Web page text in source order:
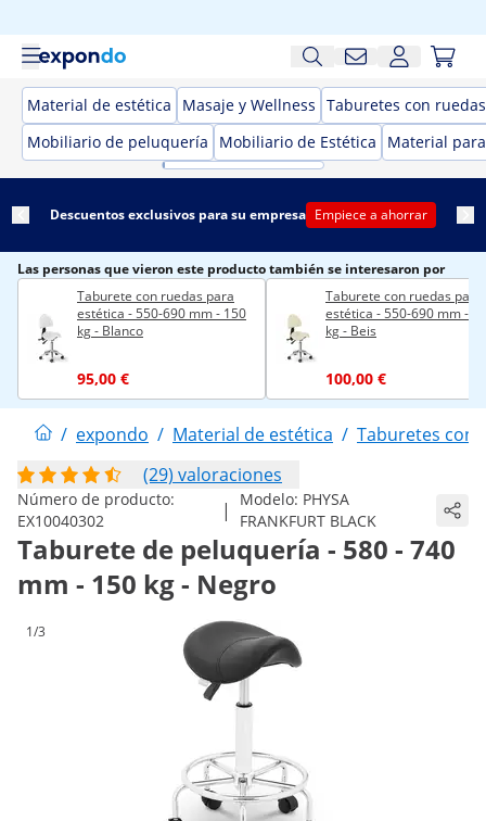
Material de estética Masaje y Wellness Taburetes con
Mobiliario de peluquería
Mobiliario de Estética Material
Descuentos exclusivos para su empresa Empiece a ahorrar
Las personas que vieron este producto también se interesaron por
Taburete con ruedas para
estética - 550-690 mm - 150
kg - Blanco
95,00 €
Taburete con ruedas para
estética - 550-690 mm -
kg - Beis
100,00 €
/ expondo / Material de estética / Taburetes con
(29) valoraciones
Número de producto:
EX10040302
| Modelo: PHYSA
FRANKFURT BLACK
Taburete de peluquería - 580 - 740
mm - 150 kg - Negro
1/3